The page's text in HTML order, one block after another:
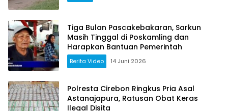
Tiga Bulan Pascakebakaran, Sarkun
Masih Tinggal di Poskamling dan
Harapkan Bantuan Pemerintah
Berita Video 14 Juni 2026
Polresta Cirebon Ringkus Pria Asal
Astanajapura, Ratusan Obat Keras
Ilegal Disita